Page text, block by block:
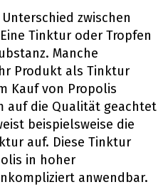
zwischen
Tinktur oder Tropfen
Manche
Produkt als Tinktur
Kauf von Propolis
auf die Qualität geachtet
beispielsweise die
auf. Diese Tinktur
in hoher
anwendbar.